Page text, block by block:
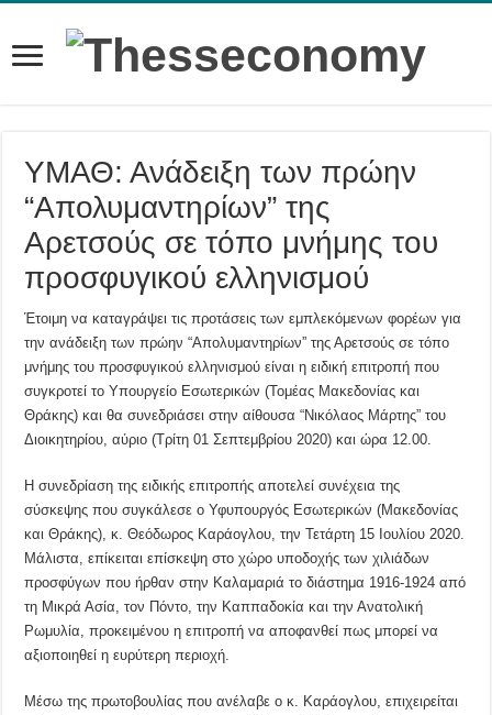
ΥΜΑΘ: Ανάδειξη των πρώην
“Απολυμαντηρίων” της
Αρετσούς σε τόπο μνήμης του
προσφυγικού ελληνισμού
Έτοιμη να καταγράψει τις προτάσεις των εμπλεκόμενων φορέων για
την ανάδειξη των πρώην “Απολυμαντηρίων” της Αρετσούς σε τόπο
μνήμης του προσφυγικού ελληνισμού είναι η ειδική επιτροπή που
συγκροτεί το Υπουργείο Εσωτερικών (Τομέας Μακεδονίας και
Θράκης) και θα συνεδριάσει στην αίθουσα “Νικόλαος Μάρτης” του
Διοικητηρίου, αύριο (Τρίτη 01 Σεπτεμβρίου 2020) και ώρα 12.00.
Η συνεδρίαση της ειδικής επιτροπής αποτελεί συνέχεια της
σύσκεψης που συγκάλεσε ο Υφυπουργός Εσωτερικών (Μακεδονίας
και Θράκης), κ. Θεόδωρος Καράογλου, την Τετάρτη 15 Ιουλίου 2020.
Μάλιστα, επίκειται επίσκεψη στο χώρο υποδοχής των χιλιάδων
προσφύγων που ήρθαν στην Καλαμαριά το διάστημα 1916-1924 από
τη Μικρά Ασία, τον Πόντο, την Καππαδοκία και την Ανατολική
Ρωμυλία, προκειμένου η επιτροπή να αποφανθεί πως μπορεί να
αξιοποιηθεί η ευρύτερη περιοχή.
Μέσω της πρωτοβουλίας που ανέλαβε ο κ. Καράογλου, επιχειρείται